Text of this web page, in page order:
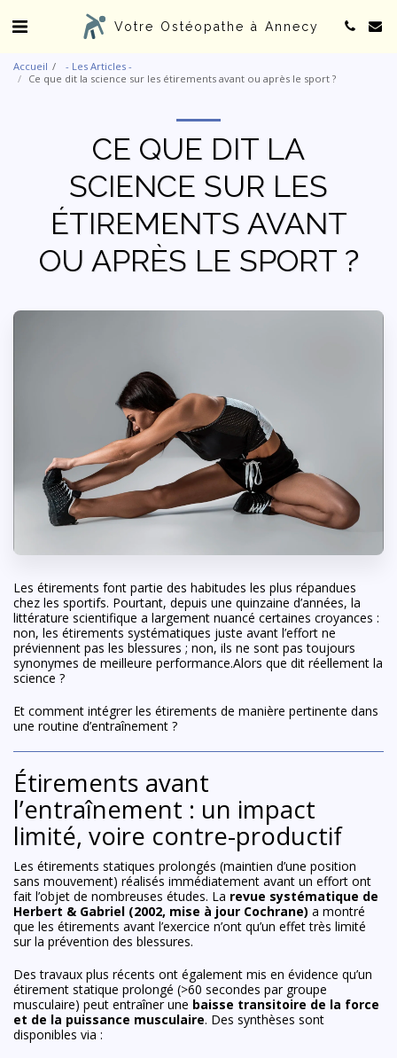
Votre Ostéopathe à Annecy
Accueil
- Les Articles -
Ce que dit la science sur les étirements avant ou après le sport ?
CE QUE DIT LA
SCIENCE SUR LES
ÉTIREMENTS AVANT
OU APRÈS LE SPORT ?
Les étirements font partie des habitudes les plus répandues
chez les sportifs. Pourtant, depuis une quinzaine d’années, la
littérature scientifique a largement nuancé certaines croyances :
non, les étirements systématiques juste avant l’effort ne
préviennent pas les blessures ; non, ils ne sont pas toujours
synonymes de meilleure performance.Alors que dit réellement la
science ?
Et comment intégrer les étirements de manière pertinente dans
une routine d’entraînement ?
Étirements avant
l’entraînement : un impact
limité, voire contre-productif
Les étirements statiques prolongés (maintien d’une position
sans mouvement) réalisés immédiatement avant un effort ont
fait l’objet de nombreuses études. La revue systématique de
Herbert & Gabriel (2002, mise à jour Cochrane) a montré
que les étirements avant l’exercice n’ont qu’un effet très limité
sur la prévention des blessures.
Des travaux plus récents ont également mis en évidence qu’un
étirement statique prolongé (>60 secondes par groupe
musculaire) peut entraîner une baisse transitoire de la force
et de la puissance musculaire. Des synthèses sont
disponibles via :